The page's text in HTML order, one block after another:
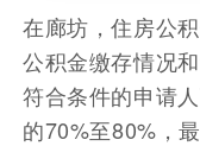
在廊坊，住房公
公积金缴存情况
符合条件的申请
的70%至80%，